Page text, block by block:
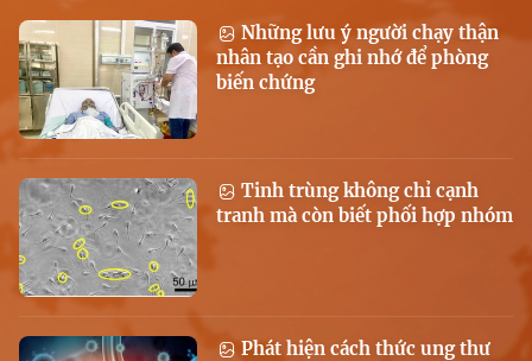
Những lưu ý người chạy thận
nhân tạo cần ghi nhớ để phòng
biến chứng
Tinh trùng không chỉ cạnh
tranh mà còn biết phối hợp nhóm
Phát hiện cách thức ung thư